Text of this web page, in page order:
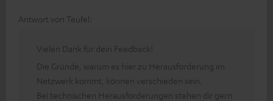
Antwort von Teufel:
Vielen Dank für dein Feedback!
Die Gründe, warum es hier zu Herausforderung im
Netzwerk kommt, können verschieden sein.
Bei technischen Herausforderungen stehen dir gern